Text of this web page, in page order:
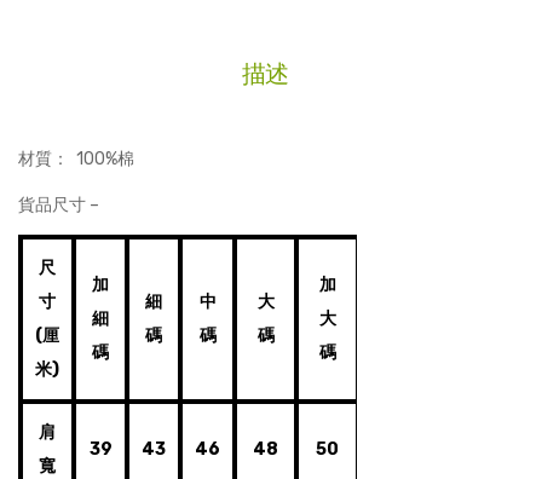
描述
材質： 100%棉
貨品尺寸 –
尺
寸
(厘
米)
加
細
碼
細
碼
中
碼
大
碼
加
大
碼
肩
寬
39 43 46 48 50